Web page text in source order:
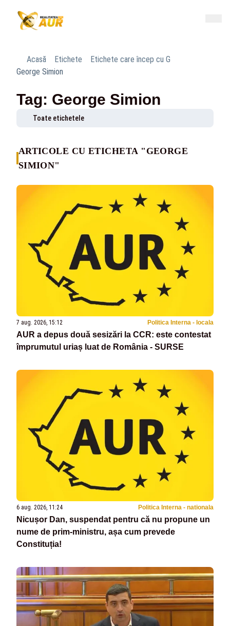
Acasă Etichete
Etichete care încep cu G
George Simion
Tag: George Simion
Toate etichetele
ARTICOLE CU ETICHETA "GEORGE
SIMION"
7 aug. 2026, 15:12 Politica Interna - locala
AUR a depus două sesizări la CCR: este contestat
împrumutul uriaș luat de România - SURSE
6 aug. 2026, 11:24 Politica Interna - nationala
Nicușor Dan, suspendat pentru că nu propune un
nume de prim-ministru, așa cum prevede
Constituția!